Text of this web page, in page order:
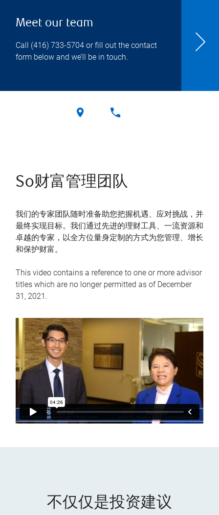
Meet our team
Call (416) 733-5704 or fill out the contact
form below and we’ll be in touch.
So财富管理团队
我们的专家团队随时准备助您把握机遇、应对挑战，并
最终实现目标。我们通过先进的理财工具、一流资源和
卓越的专家，以全方位量身定制的方式为您管理、增长
和保护财富。
This video contains a reference to one or more advisor
titles which are no longer permitted as of December
31, 2021.
不仅仅是投资建议